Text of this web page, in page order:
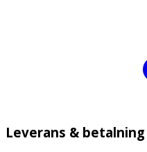
Leverans & betalning